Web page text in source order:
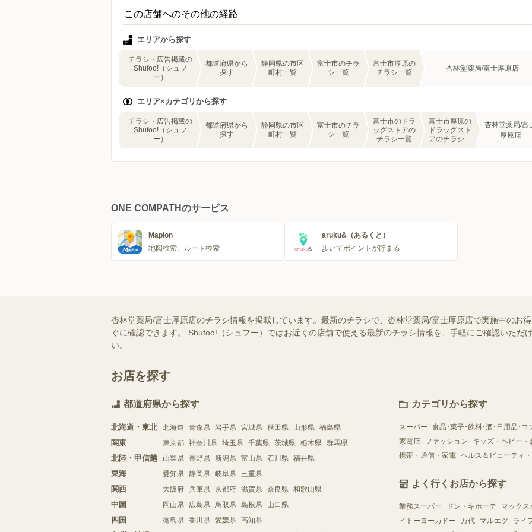
この店舗へのその他の経路
エリアから探す
チラシ・広告掲載の
Shufoo!（シュフ
ー）
都道府県から
探す
静岡県の市区
町村一覧
富士市のチラ
シ一覧
富士市厚原の
チラシ一覧
杏林堂薬局/富士厚原店
エリア×カテゴリから探す
チラシ・広告掲載の
Shufoo!（シュフ
ー）
都道府県から
探す
静岡県の市区
町村一覧
富士市のチラ
シ一覧
富士市のドラ
ッグストアの
チラシ一覧
富士市厚原の
ドラッグスト
アのチラシ一
杏林堂薬局/富
厚原店
ONE COMPATHのサービス
Mapion
地図検索、ルート検索
aruku&（あるくと）
歩いてポイントが貯まる
杏林堂薬局/富士厚原店のチラシ情報を掲載しています。最新のチラシで、杏林堂薬局/富士厚原店で実施中のお
ぐに確認できます。 Shufoo!（シュフー）ではお近くの店舗で使える最新のチラシ情報を、手軽にご確認いただ
い。
お店を探す
都道府県から探す
北海道・東北 北海道 青森県 岩手県 宮城県 秋田県 山形県 福島県
関東 東京都 神奈川県 埼玉県 千葉県 茨城県 栃木県 群馬県
北陸・甲信越 山梨県 長野県 新潟県 富山県 石川県 福井県
東海 愛知県 静岡県 岐阜県 三重県
関西 大阪府 兵庫県 京都府 滋賀県 奈良県 和歌山県
中国 岡山県 広島県 鳥取県 島根県 山口県
四国 徳島県 香川県 愛媛県 高知県
カテゴリから探す
スーパー
食品･菓子･飲料･酒･日用品･コ
家電店
ファッション
キッズ・ベビー・
携帯・通信・家電 ヘルス＆ビューティ
よく行くお店から探す
業務スーパー ドン・キホーテ
マックス
イトーヨーカドー
万代 マルエツ
ライ